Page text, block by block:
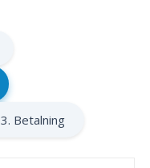
3. Betalning